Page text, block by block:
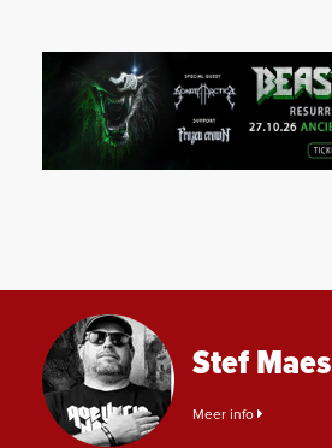
Stef Maes
Meer info